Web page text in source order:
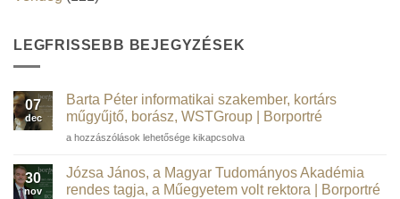
LEGFRISSEBB BEJEGYZÉSEK
07
dec
Barta Péter informatikai szakember, kortárs
műgyűjtő, borász, WSTGroup | Borportré
Barta
informatikai
szakember,
a hozzászólások lehetősége kikapcsolva
30
nov
Józsa János, a Magyar Tudományos Akadémia
rendes tagja, a Műegyetem volt rektora | Borportré